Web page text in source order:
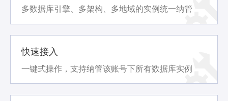
多数据库引擎、多架构、多地域的实例统一纳管
快速接入
一键式操作，支持纳管该账号下所有数据库实例